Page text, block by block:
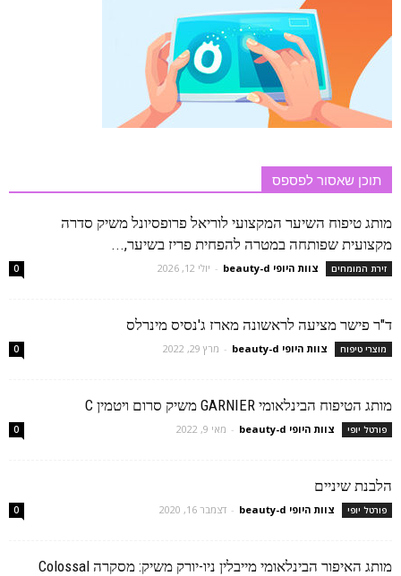
תוכן שאסור לפספס
מותג טיפוח השיער המקצועי לוריאל פרופסיונל משיק סדרה
מקצועית שפותחה במטרה להפחית פריז בשיער,...
זירת המומחים צוות היופי beauty-d - יולי 12, 2026 0
ד"ר פישר מציעה לראשונה מארז ג'נסיס מינרלס
מוצרי טיפוח צוות היופי beauty-d - מרץ 29, 2022 0
מותג הטיפוח הבינלאומי GARNIER משיק סרום ויטמין C
פורטל יופי צוות היופי beauty-d - מאי 9, 2022 0
הלבנת שיניים
פורטל יופי צוות היופי beauty-d - דצמבר 16, 2020 0
מותג האיפור הבינלאומי מייבלין ניו-יורק משיק: מסקרה Colossal